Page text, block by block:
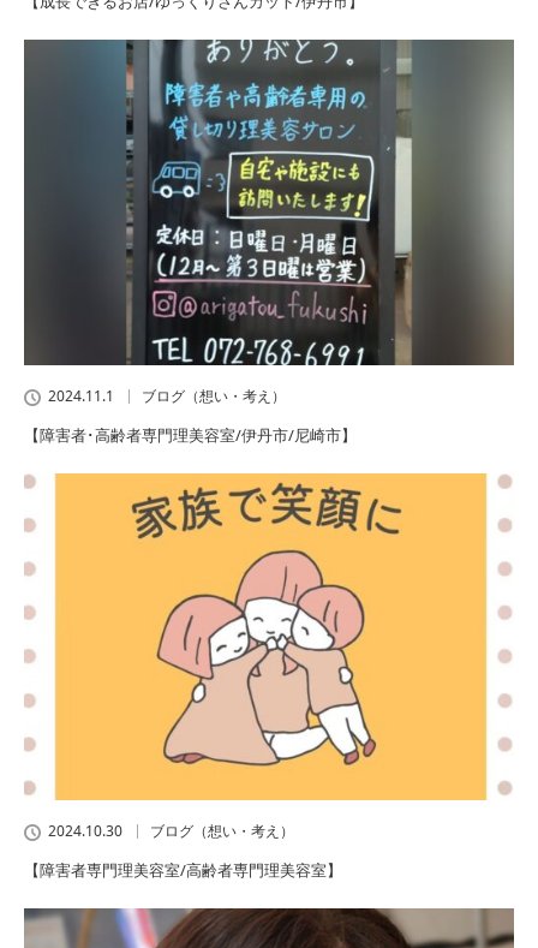
2024.11.1 ブログ（想い・考え）
【障害者･高齢者専門理美容室/伊丹市/尼崎市】
2024.10.30 ブログ（想い・考え）
【障害者専門理美容室/高齢者専門理美容室】